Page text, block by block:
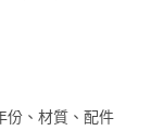
份、材質、配件